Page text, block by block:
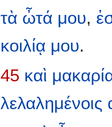
τὰ ὦτά μου,
κοιλίᾳ μου.
45 καὶ
λελαλημένοις